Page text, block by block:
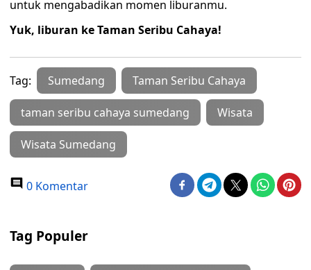
untuk mengabadikan momen liburanmu.
Yuk, liburan ke Taman Seribu Cahaya!
Tag: Sumedang Taman Seribu Cahaya
taman seribu cahaya sumedang Wisata
Wisata Sumedang
0 Komentar
Tag Populer